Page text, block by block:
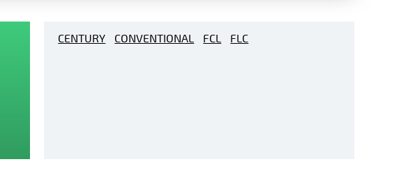
CENTURY CONVENTIONAL FCL FLC